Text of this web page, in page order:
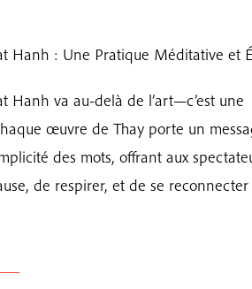
Est
Plus
Belle
Des
Bodhisattvas
Hanh : Une Pratique Méditative et
Hanh va au-delà de l’art—c’est une
œuvre de Thay porte un
des mots, offrant aux
de respirer, et de se reconnecter